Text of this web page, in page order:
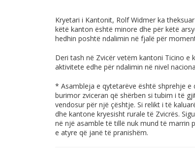
Kryetari i Kantonit, Rolf Widmer ka
këtë kanton është minore dhe për këtë
hedhin poshtë ndalimin në fjalë për
Deri tash në Zvicër vetëm kantoni Ticino e
aktivitete edhe për ndalimin në nivel
* Asambleja e qytetarëve është shprehje
burimor zviceran që shërben si tubim i të
vendosur për një çështje. Si relikt i të
dhe kantone kryesisht rurale të Zvicrës.
në një asamble të tillë nuk mund të
e atyre që janë të pranishëm.